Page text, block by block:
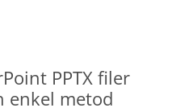
PPTX filer
enkel metod